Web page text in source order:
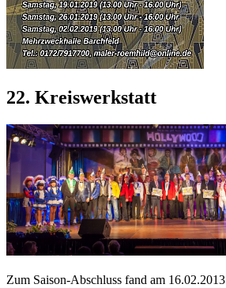
22. Kreiswerkstatt
Zum Saison-Abschluss fand am